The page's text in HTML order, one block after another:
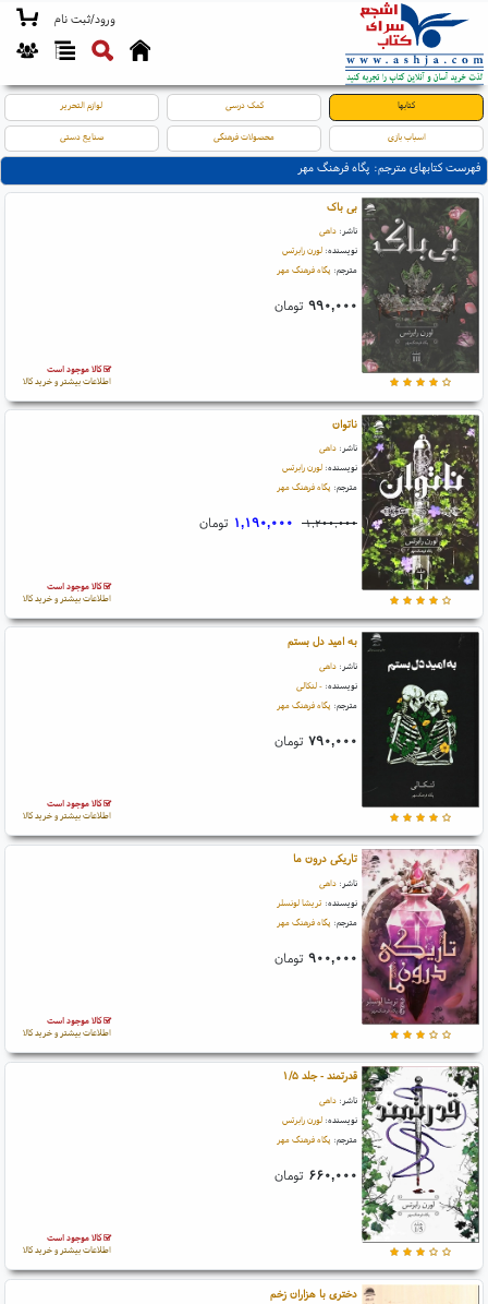
ورود/ثبت نام
کتابها کمک درسی لوازم التحریر
اسباب بازی محصولات فرهنگی صنایع دستی
فهرست کتابهای مترجم: پگاه فرهنگ مهر
بی باک
ناشر: داهی
نویسنده: لورن رابرتس
مترجم: پگاه فرهنگ مهر
۹۹۰,۰۰۰ تومان
کالا موجود است
اطلاعات بیشتر و خرید کالا
ناتوان
ناشر: داهی
نویسنده: لورن رابرتس
مترجم: پگاه فرهنگ مهر
۱,۲۰۰,۰۰۰ ۱,۱۹۰,۰۰۰ تومان
کالا موجود است
اطلاعات بیشتر و خرید کالا
به امید دل بستم
ناشر: داهی
نویسنده: - لنکالی
مترجم: پگاه فرهنگ مهر
۷۹۰,۰۰۰ تومان
کالا موجود است
اطلاعات بیشتر و خرید کالا
تاریکی درون ما
ناشر: داهی
نویسنده: تریشا لونسلر
مترجم: پگاه فرهنگ مهر
۹۰۰,۰۰۰ تومان
کالا موجود است
اطلاعات بیشتر و خرید کالا
قدرتمند - جلد ۱/۵
ناشر: داهی
نویسنده: لورن رابرتس
مترجم: پگاه فرهنگ مهر
۶۶۰,۰۰۰ تومان
کالا موجود است
اطلاعات بیشتر و خرید کالا
دختری با هزاران زخم